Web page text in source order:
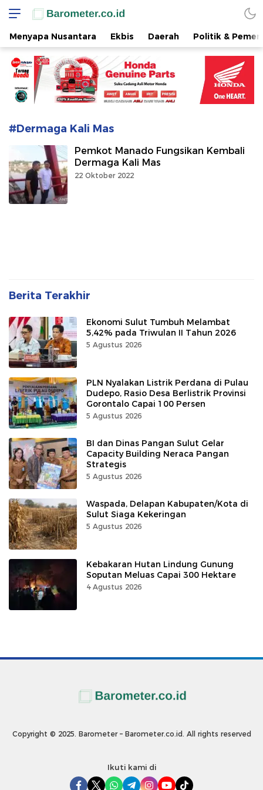
www.barometer.co.id
Berita Terkini di Sulawesi Utara
Menyapa Nusantara Ekbis Daerah Politik &
#Dermaga Kali Mas
Pemkot Manado Fungsikan Kembali
Dermaga Kali Mas
22 Oktober 2022
Berita Terakhir
Ekonomi Sulut Tumbuh Melambat
5,42% pada Triwulan II Tahun 2026
5 Agustus 2026
PLN Nyalakan Listrik Perdana di Pulau
Dudepo, Rasio Desa Berlistrik Provinsi
Gorontalo Capai 100 Persen
5 Agustus 2026
BI dan Dinas Pangan Sulut Gelar
Capacity Building Neraca Pangan
Strategis
5 Agustus 2026
Waspada, Delapan Kabupaten/Kota di
Sulut Siaga Kekeringan
5 Agustus 2026
Kebakaran Hutan Lindung Gunung
Soputan Meluas Capai 300 Hektare
4 Agustus 2026
Copyright © 2025. Barometer – Barometer.co.id. All rights reserved
Ikuti kami di